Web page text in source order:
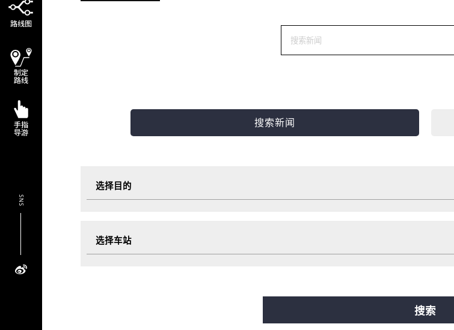
SNS
搜索新闻
选择目的
活动 超值车票 旅行小助手
选择车站
ニュートラム
搜索